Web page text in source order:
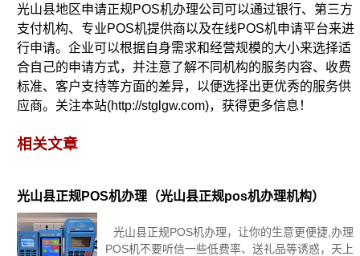
光山县地区申请正规POS机办理公司可以通过银行、第三方
支付机构、专业POS机提供商以及在线POS机申请平台来进
行申请。企业可以根据自身需求和经营规模的大小来选择适
合自己的申请方式，并注意了解不同机构的服务内容、收费
标准、客户支持等方面的差异，以便选择出更优秀的服务供
应商。关注本站(http://stglgw.com)，获得更多信息！
相关文章
光山县正规POS机办理（光山县正规pos机办理机构）
光山县正规POS机办理，让你的生意更便捷,办理
POS机不要听信一些低费率、送礼品等诱惑，天上